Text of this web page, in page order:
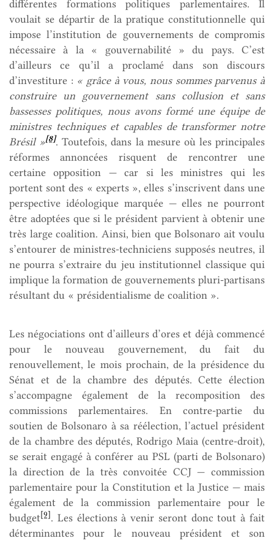
différentes formations politiques parlementaires. Il
voulait se départir de la pratique constitutionnelle qui
impose l’institution de gouvernements de compromis
nécessaire à la « gouvernabilité » du pays. C’est
d’ailleurs ce qu’il a proclamé dans son discours
d’investiture : « grâce à vous, nous sommes parvenus à
construire un gouvernement sans collusion et sans
bassesses politiques, nous avons formé une équipe de
ministres techniques et capables de transformer notre
Brésil »[8]. Toutefois, dans la mesure où les principales
réformes annoncées risquent de rencontrer une
certaine opposition — car si les ministres qui les
portent sont des « experts », elles s’inscrivent dans une
perspective idéologique marquée — elles ne pourront
être adoptées que si le président parvient à obtenir une
très large coalition. Ainsi, bien que Bolsonaro ait voulu
s’entourer de ministres-techniciens supposés neutres, il
ne pourra s’extraire du jeu institutionnel classique qui
implique la formation de gouvernements pluri-partisans
résultant du « présidentialisme de coalition ».
Les négociations ont d’ailleurs d’ores et déjà commencé
pour le nouveau gouvernement, du fait du
renouvellement, le mois prochain, de la présidence du
Sénat et de la chambre des députés. Cette élection
s’accompagne également de la recomposition des
commissions parlementaires. En contre-partie du
soutien de Bolsonaro à sa réélection, l’actuel président
de la chambre des députés, Rodrigo Maia (centre-droit),
se serait engagé à conférer au PSL (parti de Bolsonaro)
la direction de la très convoitée CCJ — commission
parlementaire pour la Constitution et la Justice — mais
également de la commission parlementaire pour le
budget[9] . Les élections à venir seront donc tout à fait
déterminantes pour le nouveau président et son